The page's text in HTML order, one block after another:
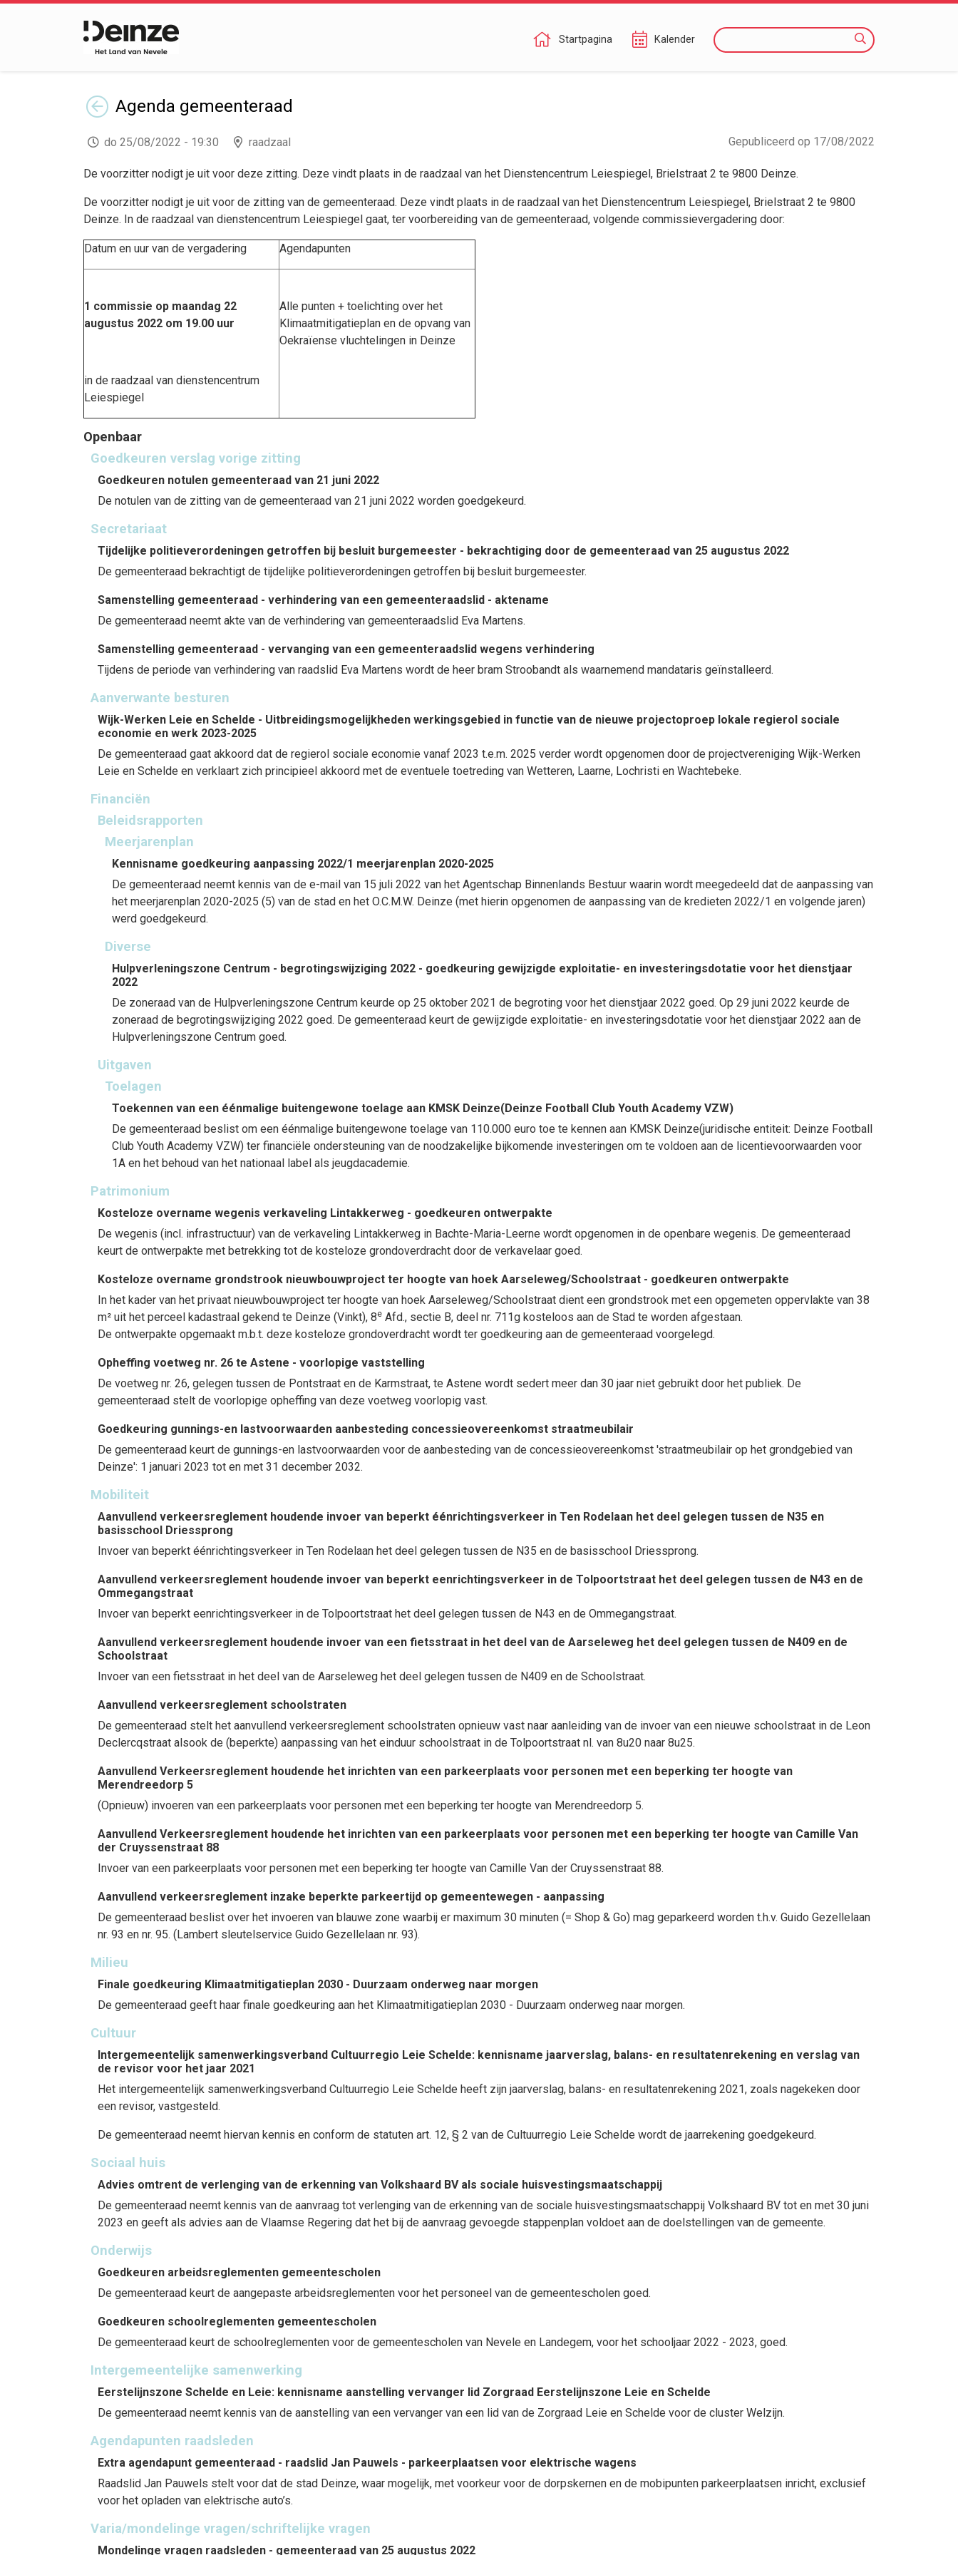
Startpagina Kalender Zoeken
TerugAgenda gemeenteraad
Gepubliceerd op 17/08/2022
do 25/08/2022 - 19:30 raadzaal
De voorzitter nodigt je uit voor deze zitting. Deze vindt plaats in de raadzaal van het Dienstencentrum Leiespiegel, Brielstraat 2 te 9800 Deinze.
De voorzitter nodigt je uit voor de zitting van de gemeenteraad. Deze vindt plaats in de raadzaal van het Dienstencentrum Leiespiegel, Brielstraat 2 te 9800
Deinze. In de raadzaal van dienstencentrum Leiespiegel gaat, ter voorbereiding van de gemeenteraad, volgende commissievergadering door:
Datum en uur van de vergadering Agendapunten
1 commissie op maandag 22
augustus 2022 om 19.00 uur
in de raadzaal van dienstencentrum
Leiespiegel
Alle punten + toelichting over het
Klimaatmitigatieplan en de opvang van
Oekraïense vluchtelingen in Deinze
Openbaar
Goedkeuren verslag vorige zitting
Goedkeuren notulen gemeenteraad van 21 juni 2022
De notulen van de zitting van de gemeenteraad van 21 juni 2022 worden goedgekeurd.
Secretariaat
Tijdelijke politieverordeningen getroffen bij besluit burgemeester - bekrachtiging door de gemeenteraad van 25 augustus 2022
De gemeenteraad bekrachtigt de tijdelijke politieverordeningen getroffen bij besluit burgemeester.
Samenstelling gemeenteraad - verhindering van een gemeenteraadslid - aktename
De gemeenteraad neemt akte van de verhindering van gemeenteraadslid Eva Martens.
Samenstelling gemeenteraad - vervanging van een gemeenteraadslid wegens verhindering
Tijdens de periode van verhindering van raadslid Eva Martens wordt de heer bram Stroobandt als waarnemend mandataris geïnstalleerd.
Aanverwante besturen
Wijk-Werken Leie en Schelde - Uitbreidingsmogelijkheden werkingsgebied in functie van de nieuwe projectoproep lokale regierol sociale
economie en werk 2023-2025
De gemeenteraad gaat akkoord dat de regierol sociale economie vanaf 2023 t.e.m. 2025 verder wordt opgenomen door de projectvereniging Wijk-Werken
Leie en Schelde en verklaart zich principieel akkoord met de eventuele toetreding van Wetteren, Laarne, Lochristi en Wachtebeke.
Financiën
Beleidsrapporten
Meerjarenplan
Kennisname goedkeuring aanpassing 2022/1 meerjarenplan 2020-2025
De gemeenteraad neemt kennis van de e-mail van 15 juli 2022 van het Agentschap Binnenlands Bestuur waarin wordt meegedeeld dat de aanpassing van
het meerjarenplan 2020-2025 (5) van de stad en het O.C.M.W. Deinze (met hierin opgenomen de aanpassing van de kredieten 2022/1 en volgende jaren)
werd goedgekeurd.
Diverse
Hulpverleningszone Centrum - begrotingswijziging 2022 - goedkeuring gewijzigde exploitatie- en investeringsdotatie voor het dienstjaar
2022
De zoneraad van de Hulpverleningszone Centrum keurde op 25 oktober 2021 de begroting voor het dienstjaar 2022 goed. Op 29 juni 2022 keurde de
zoneraad de begrotingswijziging 2022 goed. De gemeenteraad keurt de gewijzigde exploitatie- en investeringsdotatie voor het dienstjaar 2022 aan de
Hulpverleningszone Centrum goed.
Uitgaven
Toelagen
Toekennen van een éénmalige buitengewone toelage aan KMSK Deinze(Deinze Football Club Youth Academy VZW)
De gemeenteraad beslist om een éénmalige buitengewone toelage van 110.000 euro toe te kennen aan KMSK Deinze(juridische entiteit: Deinze Football
Club Youth Academy VZW) ter financiële ondersteuning van de noodzakelijke bijkomende investeringen om te voldoen aan de licentievoorwaarden voor
1A en het behoud van het nationaal label als jeugdacademie.
Patrimonium
Kosteloze overname wegenis verkaveling Lintakkerweg - goedkeuren ontwerpakte
De wegenis (incl. infrastructuur) van de verkaveling Lintakkerweg in Bachte-Maria-Leerne wordt opgenomen in de openbare wegenis. De gemeenteraad
keurt de ontwerpakte met betrekking tot de kosteloze grondoverdracht door de verkavelaar goed.
Kosteloze overname grondstrook nieuwbouwproject ter hoogte van hoek Aarseleweg/Schoolstraat - goedkeuren ontwerpakte
In het kader van het privaat nieuwbouwproject ter hoogte van hoek Aarseleweg/Schoolstraat dient een grondstrook met een opgemeten oppervlakte van 38
m² uit het perceel kadastraal gekend te Deinze (Vinkt), 8e Afd., sectie B, deel nr. 711g kosteloos aan de Stad te worden afgestaan.
De ontwerpakte opgemaakt m.b.t. deze kosteloze grondoverdracht wordt ter goedkeuring aan de gemeenteraad voorgelegd.
Opheffing voetweg nr. 26 te Astene - voorlopige vaststelling
De voetweg nr. 26, gelegen tussen de Pontstraat en de Karmstraat, te Astene wordt sedert meer dan 30 jaar niet gebruikt door het publiek. De
gemeenteraad stelt de voorlopige opheffing van deze voetweg voorlopig vast.
Goedkeuring gunnings-en lastvoorwaarden aanbesteding concessieovereenkomst straatmeubilair
De gemeenteraad keurt de gunnings-en lastvoorwaarden voor de aanbesteding van de concessieovereenkomst 'straatmeubilair op het grondgebied van
Deinze': 1 januari 2023 tot en met 31 december 2032.
Mobiliteit
Aanvullend verkeersreglement houdende invoer van beperkt éénrichtingsverkeer in Ten Rodelaan het deel gelegen tussen de N35 en
basisschool Driessprong
Invoer van beperkt éénrichtingsverkeer in Ten Rodelaan het deel gelegen tussen de N35 en de basisschool Driessprong.
Aanvullend verkeersreglement houdende invoer van beperkt eenrichtingsverkeer in de Tolpoortstraat het deel gelegen tussen de N43 en de
Ommegangstraat
Invoer van beperkt eenrichtingsverkeer in de Tolpoortstraat het deel gelegen tussen de N43 en de Ommegangstraat.
Aanvullend verkeersreglement houdende invoer van een fietsstraat in het deel van de Aarseleweg het deel gelegen tussen de N409 en de
Schoolstraat
Invoer van een fietsstraat in het deel van de Aarseleweg het deel gelegen tussen de N409 en de Schoolstraat.
Aanvullend verkeersreglement schoolstraten
De gemeenteraad stelt het aanvullend verkeersreglement schoolstraten opnieuw vast naar aanleiding van de invoer van een nieuwe schoolstraat in de Leon
Declercqstraat alsook de (beperkte) aanpassing van het einduur schoolstraat in de Tolpoortstraat nl. van 8u20 naar 8u25.
Aanvullend Verkeersreglement houdende het inrichten van een parkeerplaats voor personen met een beperking ter hoogte van
Merendreedorp 5
(Opnieuw) invoeren van een parkeerplaats voor personen met een beperking ter hoogte van Merendreedorp 5.
Aanvullend Verkeersreglement houdende het inrichten van een parkeerplaats voor personen met een beperking ter hoogte van Camille Van
der Cruyssenstraat 88
Invoer van een parkeerplaats voor personen met een beperking ter hoogte van Camille Van der Cruyssenstraat 88.
Aanvullend verkeersreglement inzake beperkte parkeertijd op gemeentewegen - aanpassing
De gemeenteraad beslist over het invoeren van blauwe zone waarbij er maximum 30 minuten (= Shop & Go) mag geparkeerd worden t.h.v. Guido Gezellelaan
nr. 93 en nr. 95. (Lambert sleutelservice Guido Gezellelaan nr. 93).
Milieu
Finale goedkeuring Klimaatmitigatieplan 2030 - Duurzaam onderweg naar morgen
De gemeenteraad geeft haar finale goedkeuring aan het Klimaatmitigatieplan 2030 - Duurzaam onderweg naar morgen.
Cultuur
Intergemeentelijk samenwerkingsverband Cultuurregio Leie Schelde: kennisname jaarverslag, balans- en resultatenrekening en verslag van
de revisor voor het jaar 2021
Het intergemeentelijk samenwerkingsverband Cultuurregio Leie Schelde heeft zijn jaarverslag, balans- en resultatenrekening 2021, zoals nagekeken door
een revisor, vastgesteld.
De gemeenteraad neemt hiervan kennis en conform de statuten art. 12, § 2 van de Cultuurregio Leie Schelde wordt de jaarrekening goedgekeurd.
Sociaal huis
Advies omtrent de verlenging van de erkenning van Volkshaard BV als sociale huisvestingsmaatschappij
De gemeenteraad neemt kennis van de aanvraag tot verlenging van de erkenning van de sociale huisvestingsmaatschappij Volkshaard BV tot en met 30 juni
2023 en geeft als advies aan de Vlaamse Regering dat het bij de aanvraag gevoegde stappenplan voldoet aan de doelstellingen van de gemeente.
Onderwijs
Goedkeuren arbeidsreglementen gemeentescholen
De gemeenteraad keurt de aangepaste arbeidsreglementen voor het personeel van de gemeentescholen goed.
Goedkeuren schoolreglementen gemeentescholen
De gemeenteraad keurt de schoolreglementen voor de gemeentescholen van Nevele en Landegem, voor het schooljaar 2022 - 2023, goed.
Intergemeentelijke samenwerking
Eerstelijnszone Schelde en Leie: kennisname aanstelling vervanger lid Zorgraad Eerstelijnszone Leie en Schelde
De gemeenteraad neemt kennis van de aanstelling van een vervanger van een lid van de Zorgraad Leie en Schelde voor de cluster Welzijn.
Agendapunten raadsleden
Extra agendapunt gemeenteraad - raadslid Jan Pauwels - parkeerplaatsen voor elektrische wagens
Raadslid Jan Pauwels stelt voor dat de stad Deinze, waar mogelijk, met voorkeur voor de dorpskernen en de mobipunten parkeerplaatsen inricht, exclusief
voor het opladen van elektrische auto’s.
Varia/mondelinge vragen/schriftelijke vragen
Mondelinge vragen raadsleden - gemeenteraad van 25 augustus 2022